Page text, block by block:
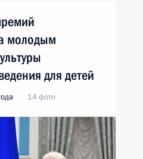
молодым
для детей
14 фото